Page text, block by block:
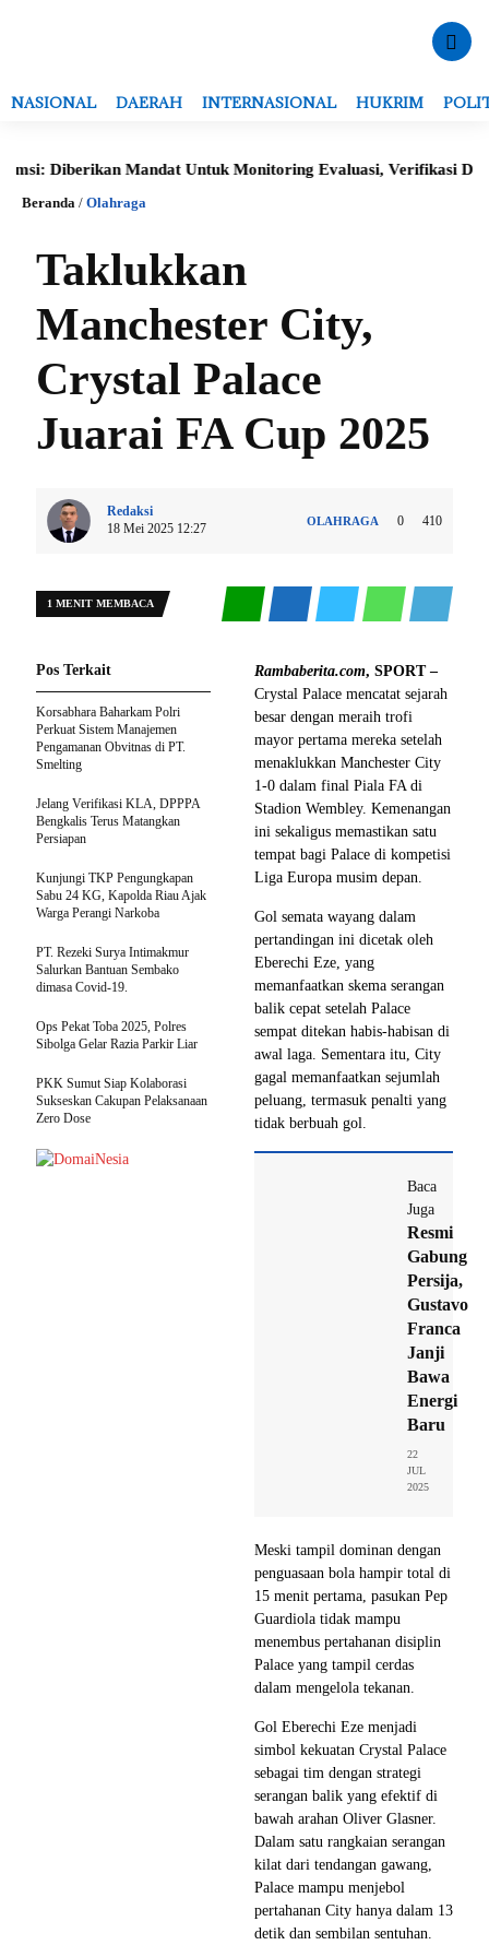
NASIONAL DAERAH INTERNASIONAL HUKRIM
Diberikan Mandat Untuk Monitoring Evaluasi, Verifikasi Data
Beranda / Olahraga
Taklukkan
Manchester City,
Crystal Palace
Juarai FA Cup 2025
Redaksi
18 Mei 2025 12:27
OLAHRAGA 0 410
1 MENIT MEMBACA
Rambaberita.com, SPORT –
Crystal Palace mencatat sejarah
besar dengan meraih trofi
mayor pertama mereka setelah
menaklukkan Manchester City
1-0 dalam final Piala FA di
Stadion Wembley. Kemenangan
ini sekaligus memastikan satu
tempat bagi Palace di kompetisi
Liga Europa musim depan.
Gol semata wayang dalam
pertandingan ini dicetak oleh
Eberechi Eze, yang
memanfaatkan skema serangan
balik cepat setelah Palace
sempat ditekan habis-habisan di
awal laga. Sementara itu, City
gagal memanfaatkan sejumlah
peluang, termasuk penalti yang
tidak berbuah gol.
Baca
Juga
Resmi
Gabung
Persija,
Gustavo
Franca
Janji
Bawa
Energi
Baru
22
JUL
2025
Meski tampil dominan dengan
penguasaan bola hampir total di
15 menit pertama, pasukan Pep
Guardiola tidak mampu
menembus pertahanan disiplin
Palace yang tampil cerdas
dalam mengelola tekanan.
Gol Eberechi Eze menjadi
simbol kekuatan Crystal Palace
sebagai tim dengan strategi
serangan balik yang efektif di
bawah arahan Oliver Glasner.
Dalam satu rangkaian serangan
kilat dari tendangan gawang,
Palace mampu menjebol
pertahanan City hanya dalam 13
detik dan sembilan sentuhan.
Pos Terkait
Korsabhara Baharkam Polri
Perkuat Sistem Manajemen
Pengamanan Obvitnas di PT.
Smelting
Jelang Verifikasi KLA, DPPPA
Bengkalis Terus Matangkan
Persiapan
Kunjungi TKP Pengungkapan
Sabu 24 KG, Kapolda Riau Ajak
Warga Perangi Narkoba
PT. Rezeki Surya Intimakmur
Salurkan Bantuan Sembako
dimasa Covid-19.
Ops Pekat Toba 2025, Polres
Sibolga Gelar Razia Parkir Liar
PKK Sumut Siap Kolaborasi
Sukseskan Cakupan Pelaksanaan
Zero Dose